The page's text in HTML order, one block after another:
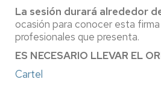
La sesión durará alrededor
ocasión para conocer esta
profesionales que presenta.
ES NECESARIO LLEVAR EL
Cartel